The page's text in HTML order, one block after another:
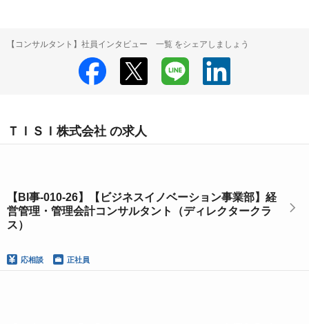
【コンサルタント】社員インタビュー 一覧 をシェアしましょう
ＴＩＳＩ株式会社 の求人
【BI事-010-26】【ビジネスイノベーション事業部】経
営管理・管理会計コンサルタント（ディレクタークラ
ス）
応相談 正社員